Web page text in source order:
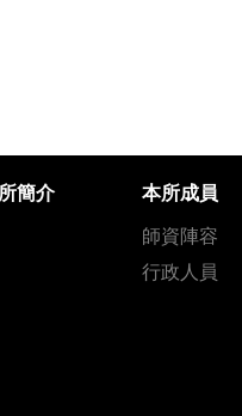
簡介 本所成員
師資陣容
行政人員